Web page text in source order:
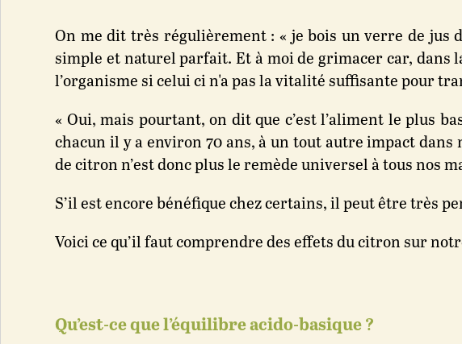
On me dit très régulièrement : « je bois un verre de jus
simple et naturel parfait. Et à moi de grimacer car,
l’organisme si celui ci n'a pas la vitalité suffisante pour
« Oui, mais pourtant, on dit que c’est l’aliment le plus
chacun il y a environ 70 ans, à un tout autre impact
de citron n’est donc plus le remède universel à tous nos
S’il est encore bénéfique chez certains, il peut être très
Voici ce qu’il faut comprendre des effets du citron sur
Qu’est-ce que l’équilibre acido-basique ?